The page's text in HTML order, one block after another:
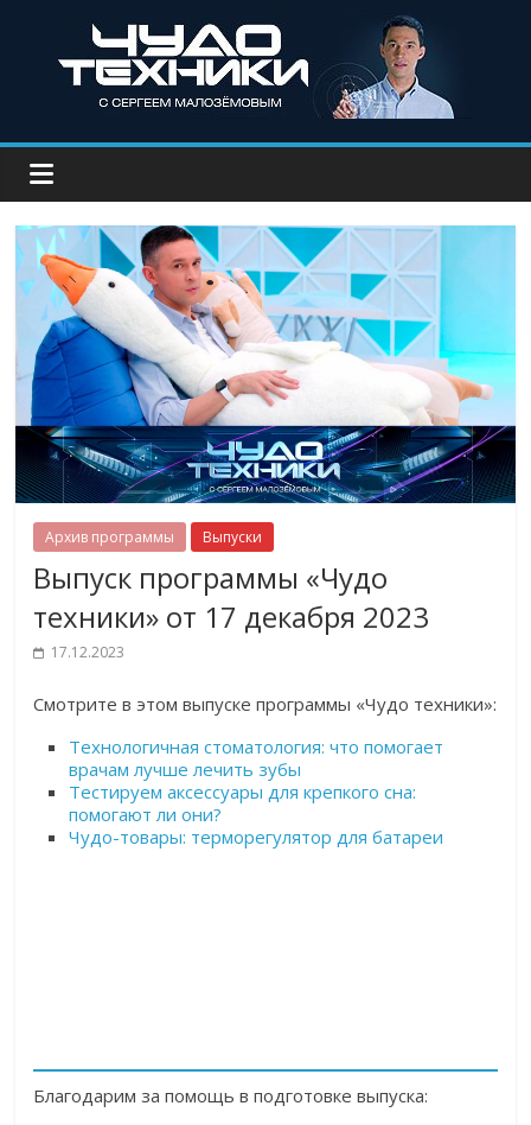
Архив программы Выпуски
Выпуск программы «Чудо
техники» от 17 декабря 2023
17.12.2023
Cмотрите в этом выпуске программы «Чудо техники»:
Технологичная стоматология: что помогает
врачам лучше лечить зубы
Тестируем аксессуары для крепкого сна:
помогают ли они?
Чудо-товары: терморегулятор для батареи
Благодарим за помощь в подготовке выпуска: